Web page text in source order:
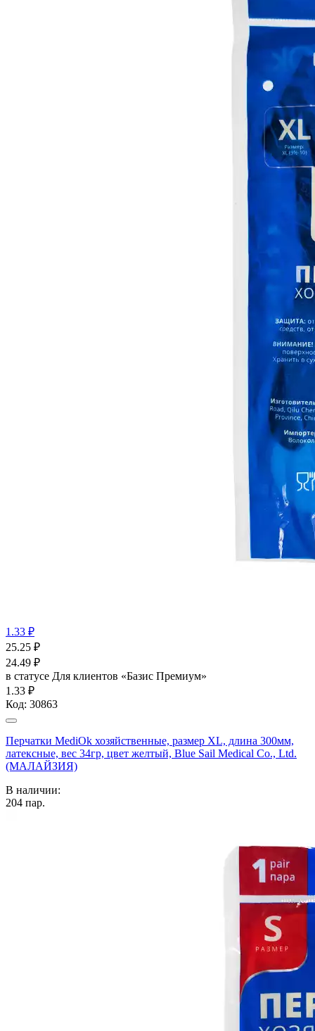
1.33 ₽
25.25 ₽
24.49 ₽
в статусе Для клиентов «Базис Премиум»
1.33 ₽
Код: 30863
Перчатки MediOk хозяйственные, размер XL, длина 300мм,
латексные, вес 34гр, цвет желтый, Blue Sail Medical Co., Ltd.
(МАЛАЙЗИЯ)
В наличии:
204 пар.